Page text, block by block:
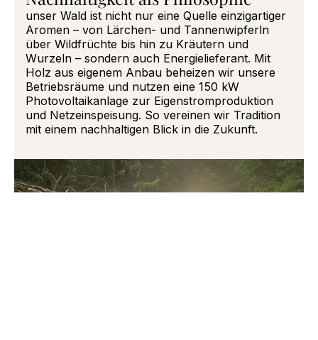
unser Wald ist nicht nur eine Quelle einzigartiger
Aromen – von Lärchen- und Tannenwipferln
über Wildfrüchte bis hin zu Kräutern und
Wurzeln – sondern auch Energielieferant. Mit
Holz aus eigenem Anbau beheizen wir unsere
Betriebsräume und nutzen eine 150 kW
Photovoltaikanlage zur Eigenstromproduktion
und Netzeinspeisung. So vereinen wir Tradition
mit einem nachhaltigen Blick in die Zukunft.